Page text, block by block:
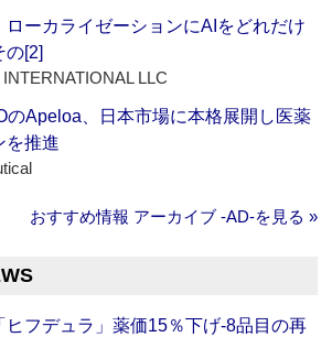
ローカライゼーションにAIをどれだけ
の[2]
LLC
のApeloa、日本市場に本格展開し医薬
を推進
おすすめ情報 アーカイブ ‐AD‐を見る »
ヒフデュラ」薬価15％下げ‐8品目の再